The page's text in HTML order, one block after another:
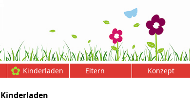
Kinderladen Eltern Konzept
Kinderladen